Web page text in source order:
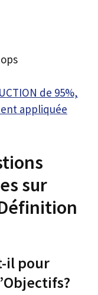
de 95%,
appliquée
sur
il pour